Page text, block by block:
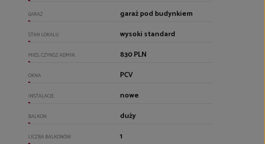
GARAŻ garaż pod budynkiem
STAN LOKALU wysoki standard
MIES. CZYNSZ ADMIN. 830 PLN
OKNA PCV
INSTALACJE nowe
BALKON duży
LICZBA BALKONÓW 1